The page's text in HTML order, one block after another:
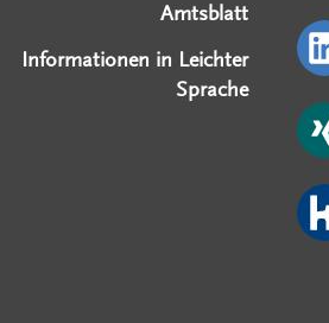
Amtsblatt
Informationen in Leichter
Sprache